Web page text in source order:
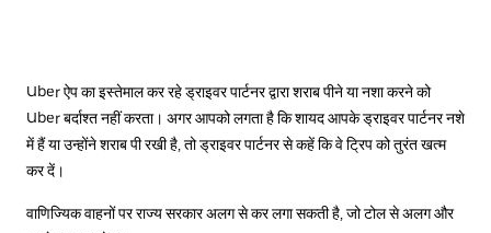
Uber ऐप का इस्तेमाल कर रहे ड्राइवर पार्टनर द्वारा शराब पीने या नशा करने को
Uber बर्दाश्त नहीं करता। अगर आपको लगता है कि शायद आपके ड्राइवर पार्टनर नशे
में हैं या उन्होंने शराब पी रखी है, तो ड्राइवर पार्टनर से कहें कि वे ट्रिप को तुरंत खत्म
कर दें।
वाणिज्यिक वाहनों पर राज्य सरकार अलग से कर लगा सकती है, जो टोल से अलग और